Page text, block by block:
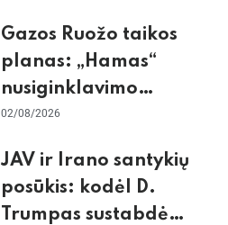
Gazos Ruožo taikos
planas: „Hamas“
nusiginklavimo
sąlygos, Izraelio
nerimas dėl sienos
02/08/2026
JAV ir Irano santykių
posūkis: kodėl D.
Trumpas sustabdė